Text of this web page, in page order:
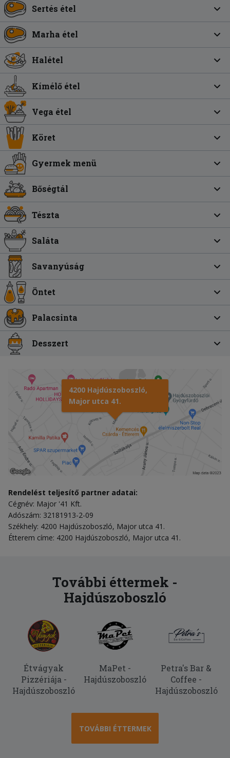
Sertés étel
Marha étel
Halétel
Kímélő étel
Vega étel
Köret
Gyermek menü
Bőségtál
Tészta
Saláta
Savanyúság
Öntet
Palacsinta
Desszert
4200 Hajdúszoboszló,
Major utca 41.
Rendelést teljesítő partner adatai:
Cégnév: Major '41 Kft.
Adószám: 32181913-2-09
Székhely: 4200 Hajdúszoboszló, Major utca 41.
Étterem címe: 4200 Hajdúszoboszló, Major utca 41.
További éttermek -
Hajdúszoboszló
Étvágyak
Pizzériája -
Hajdúszoboszló
MaPet -
Hajdúszoboszló
Petra's Bar &
Coffee -
Hajdúszoboszló
TOVÁBBI ÉTTERMEK